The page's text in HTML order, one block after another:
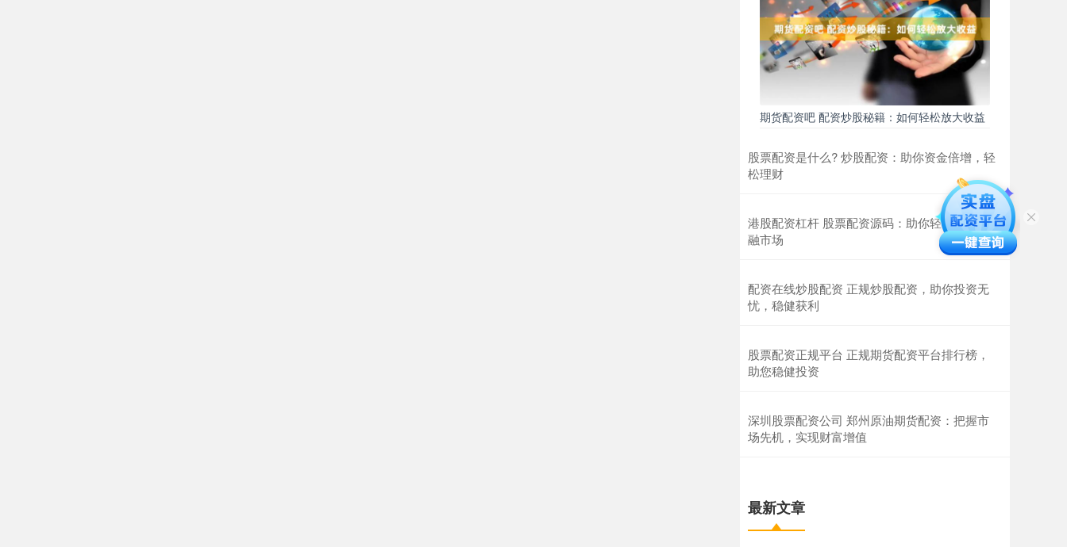
期货配资吧 配资炒股秘籍：如何轻松放大收益
股票配资是什么? 炒股配资：助你资金倍增，轻
松理财
港股配资杠杆 股票配资源码：助你轻松掌控金
融市场
配资在线炒股配资 正规炒股配资，助你投资无
忧，稳健获利
股票配资正规平台 正规期货配资平台排行榜，
助您稳健投资
深圳股票配资公司 郑州原油期货配资：把握市
场先机，实现财富增值
最新文章